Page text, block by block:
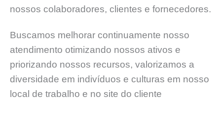
nossos colaboradores, clientes e fornecedores.
Buscamos melhorar continuamente nosso
atendimento otimizando nossos ativos e
priorizando nossos recursos, valorizamos a
diversidade em indivíduos e culturas em nosso
local de trabalho e no site do cliente